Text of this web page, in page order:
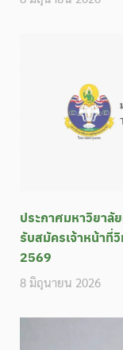
ประกาศมหาวิยาลั
รับสมัครเจ้าหน้าที่
2569
8 มิถุนายน 2026